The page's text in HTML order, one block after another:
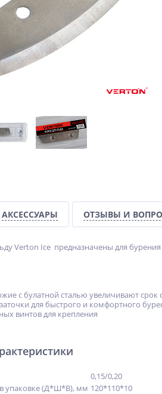
АКСЕССУАРЫ ОТЗЫВЫ И
Verton Ice предназначены для
с булатной сталью увеличивают
для быстрого и комфортного
винтов для крепления
0,15/0,20
упаковке (Д*Ш*В), мм 120*110*10